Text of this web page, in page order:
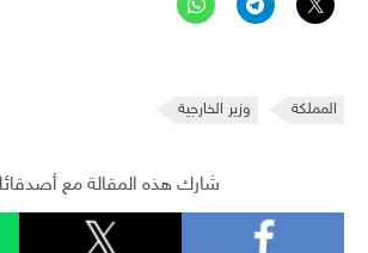
المملكة وزير الخارجية
شارك هذه المقالة مع